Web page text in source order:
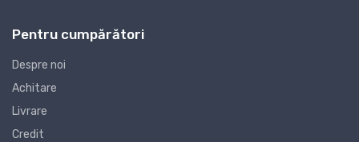
Pentru cumpărători
Despre noi
Achitare
Livrare
Credit